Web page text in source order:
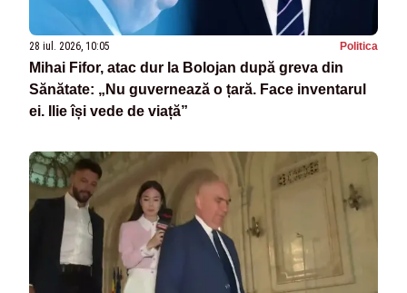
28 iul. 2026, 10:05 Politica
Mihai Fifor, atac dur la Bolojan după greva din
Sănătate: „Nu guvernează o țară. Face inventarul
ei. Ilie își vede de viață”